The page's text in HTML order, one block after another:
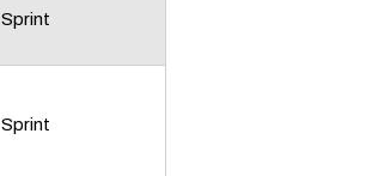
Sprint
Sprint